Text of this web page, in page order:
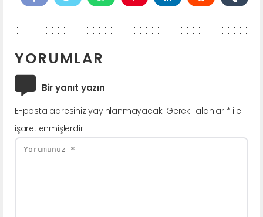
YORUMLAR
Bir yanıt yazın
E-posta adresiniz yayınlanmayacak. Gerekli alanlar * ile
işaretlenmişlerdir